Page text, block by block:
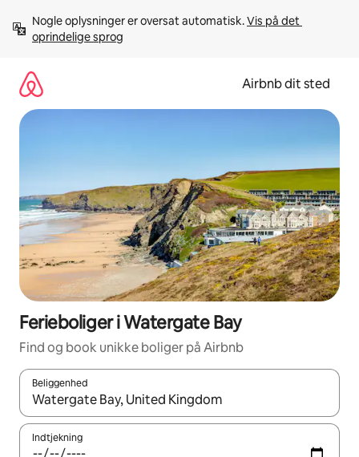
videre
Nogle oplysninger er oversat automatisk. Vis på det
oprindelige sprog
Airbnb dit sted
Ferieboliger i Watergate Bay
Find og book unikke boliger på Airbnb
Beliggenhed
Når resultaterne er tilgængelige, skal du navigere med
Indtjekning